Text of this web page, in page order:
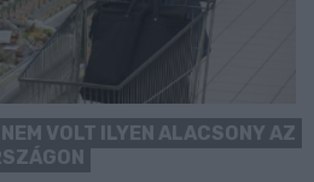
VOLT ILYEN ALACSONY AZ